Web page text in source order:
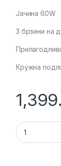
Јачина 60W
3 брзини на
Кружна
12241 -